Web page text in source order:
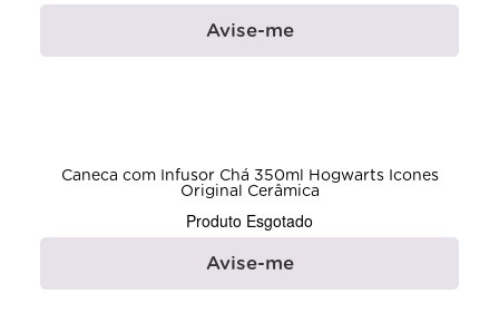
Avise-me
Caneca com Infusor Chá 350ml Hogwarts Icones
Original Cerâmica
Produto Esgotado
Avise-me